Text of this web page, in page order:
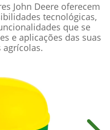
John Deere oferecem
tecnológicas,
que se
e aplicações das suas
agrícolas.